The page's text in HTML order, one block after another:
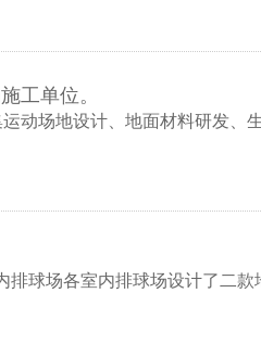
工单位。
动场地设计、地面材料研发、
球场各室内排球场设计了二款